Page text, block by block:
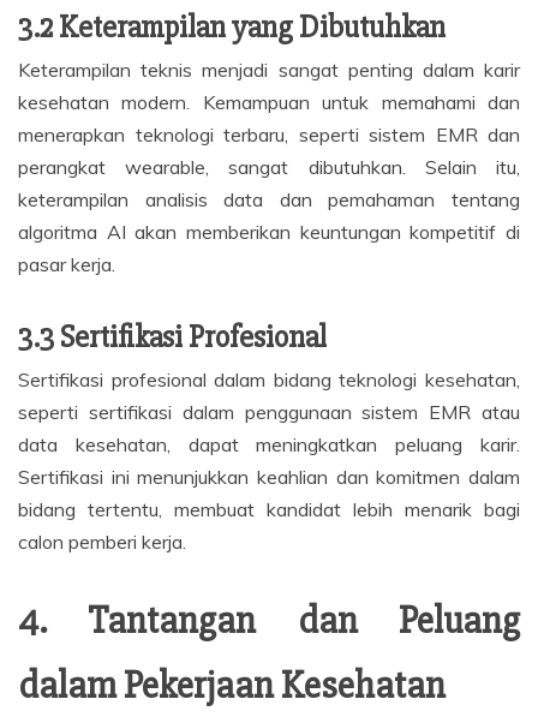
3.2 Keterampilan yang Dibutuhkan
Keterampilan teknis menjadi sangat penting dalam karir
kesehatan modern. Kemampuan untuk memahami dan
menerapkan teknologi terbaru, seperti sistem EMR dan
perangkat wearable, sangat dibutuhkan. Selain itu,
keterampilan analisis data dan pemahaman tentang
algoritma AI akan memberikan keuntungan kompetitif di
pasar kerja.
3.3 Sertifikasi Profesional
Sertifikasi profesional dalam bidang teknologi kesehatan,
seperti sertifikasi dalam penggunaan sistem EMR atau
data kesehatan, dapat meningkatkan peluang karir.
Sertifikasi ini menunjukkan keahlian dan komitmen dalam
bidang tertentu, membuat kandidat lebih menarik bagi
calon pemberi kerja.
4. Tantangan dan Peluang
dalam Pekerjaan Kesehatan